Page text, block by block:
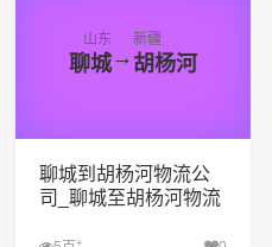
山东
聊城→
新疆
胡杨河
聊城到胡杨河物流公
司_聊城至胡杨河物流
+